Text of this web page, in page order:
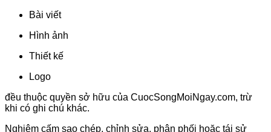
Bài viết
Hình ảnh
Thiết kế
Logo
đều thuộc quyền sở hữu của CuocSongMoiNgay.com, trừ
khi có ghi chú khác.
Nghiêm cấm sao chép, chỉnh sửa, phân phối hoặc tái sử